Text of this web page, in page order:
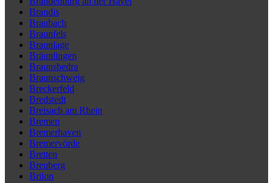
Brandis
Braubach
Braunfels
Braunlage
Bräunlingen
Braunsbedra
Braunschweig
Breckerfeld
Bredstedt
Breisach am Rhein
Bremen
Bremerhaven
Bremervörde
Bretten
Breuberg
Brilon